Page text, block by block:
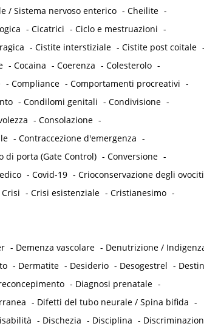
/ Sistema nervoso enterico - Cheilite -
- Cicatrici - Ciclo e mestruazioni -
- Cistite interstiziale - Cistite post coitale -
- Cocaina - Coerenza - Colesterolo -
- Compliance - Comportamenti procreativi -
- Condilomi genitali - Condivisione -
- Consolazione -
- Contraccezione d'emergenza -
di porta (Gate Control) - Conversione -
- Covid-19 - Crioconservazione degli ovociti
Crisi - Crisi esistenziale - Cristianesimo -
- Demenza vascolare - Denutrizione /
- Dermatite - Desiderio - Desogestrel -
- Diagnosi prenatale -
- Difetti del tubo neurale / Spina bifida -
- Dischezia - Disciplina -